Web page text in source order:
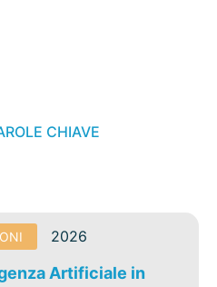
CHIAVE
2026
Artificiale in